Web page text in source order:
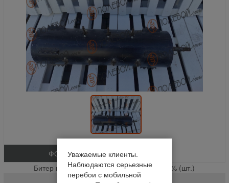
ФОТО
Битер приёмный ( для муфты ) ВЕКТОР % (шт.)
Уважаемые клиенты.
Наблюдаются серьезные
перебои с мобильной